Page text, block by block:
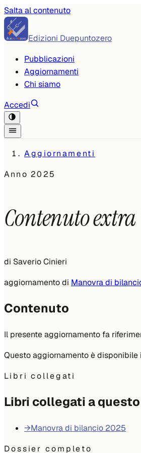
Salta al contenuto
Edizioni Duepuntozero
Pubblicazioni
Aggiornamenti
Chi siamo
Accedi
Aggiornamenti
Anno2025
Contenuto
di Saverio Cinieri
aggiornamento di Manovra di
Contenuto
Il presente aggiornamento fa
Questo aggiornamento è disponibile
Libri collegati
Libri collegati a
→Manovra di bilancio 2025
Dossier completo